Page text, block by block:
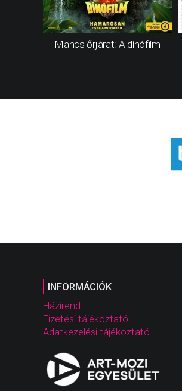
Mancs őrjárat: A dínófilm
INFORMÁCIÓK
Házirend
Fizetési tájékoztató
Adatkezelési tájékoztató